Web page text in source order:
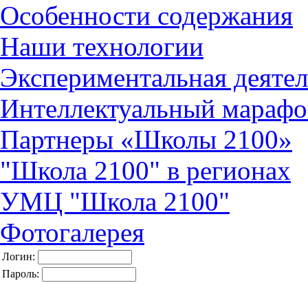
Особенности содержания
Наши технологии
Экспериментальная
Интеллектуальный
Партнеры «Школы 2100»
"Школа 2100" в регионах
УМЦ "Школа 2100"
Фотогалерея
Логин:
Пароль: